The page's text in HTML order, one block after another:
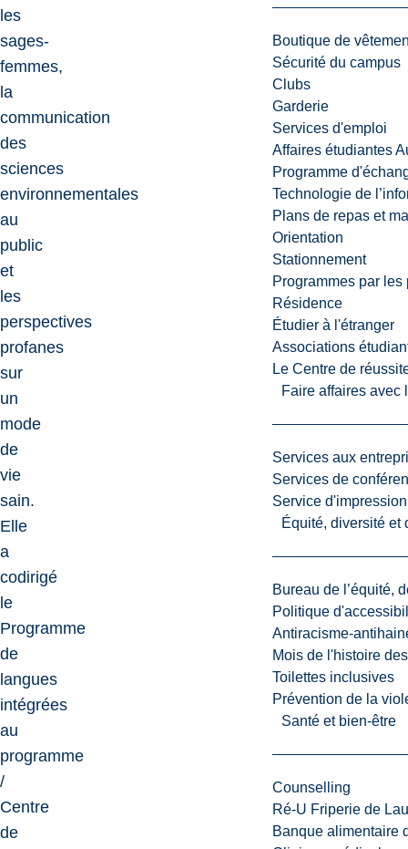
Boutique de
Sécurité du campus
Clubs
Garderie
Services d'emploi
Affaires étudiantes
Programme
Technologie de
Plans de repas et
Orientation
Stationnement
Programmes par les
Résidence
Étudier à l'étranger
Associations
Le Centre de
Faire affaires avec
Services aux
Services de
Service d'impression
Équité, diversité et
Bureau de l’équité,
Politique
Antiracisme-
Mois de l'histoire
Toilettes inclusives
Prévention de la
Santé et bien-être
Counselling
Ré-U Friperie de
Banque alimentaire
les
sages-
femmes,
la
communication
des
sciences
environnementales
au
public
et
les
perspectives
profanes
sur
un
mode
de
vie
sain.
Elle
a
codirigé
le
Programme
de
langues
intégrées
au
programme
/
Centre
de